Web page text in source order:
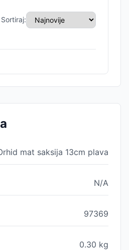
Sortiraj:
mat saksija 13cm plava
N/A
97369
0.30 kg